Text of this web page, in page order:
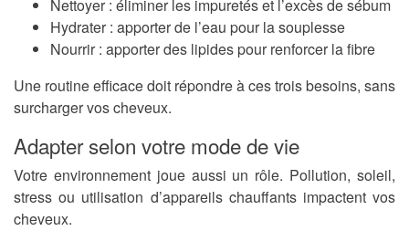
Nettoyer : éliminer les impuretés et l’excès de sébum
Hydrater : apporter de l’eau pour la souplesse
Nourrir : apporter des lipides pour renforcer la fibre
Une routine efficace doit répondre à ces trois besoins, sans
surcharger vos cheveux.
Adapter selon votre mode de vie
Votre environnement joue aussi un rôle. Pollution, soleil,
stress ou utilisation d’appareils chauffants impactent vos
cheveux.